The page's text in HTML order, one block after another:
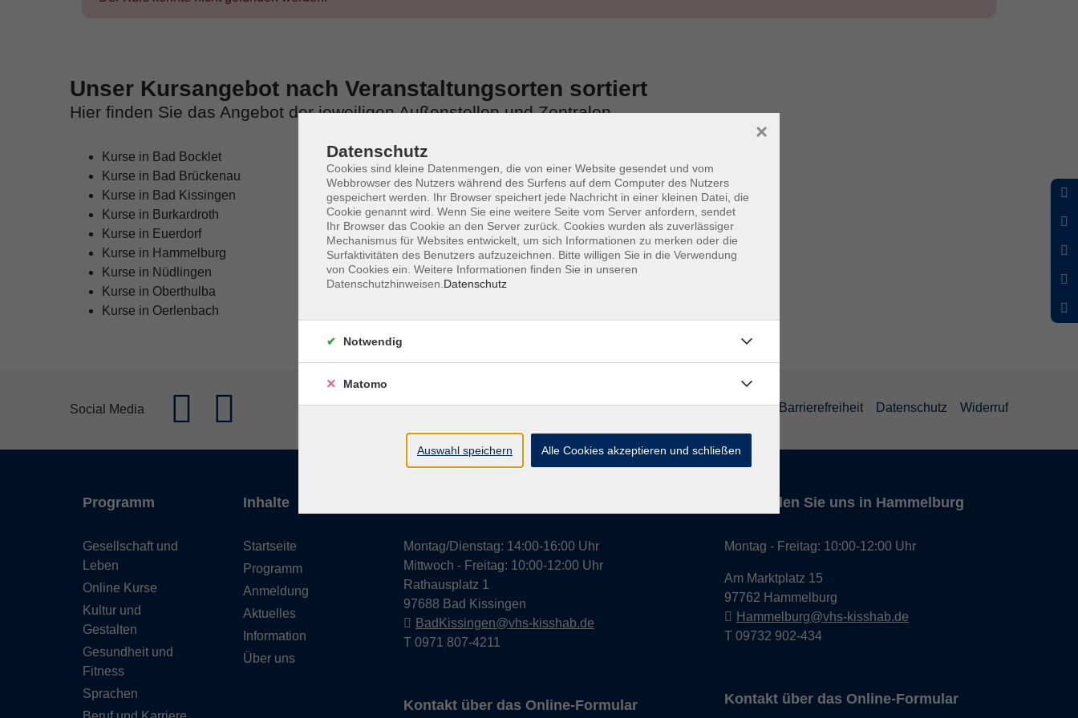
Unser Kursangebot nach Veranstaltungsorten sortiert
Hier finden Sie das Angebot der jeweiligen Außenstellen und Zentralen
Kurse in Bad Bocklet
Kurse in Bad Brückenau
Kurse in Bad Kissingen
Kurse in Burkardroth
Kurse in Euerdorf
Kurse in Hammelburg
Kurse in Nüdlingen
Kurse in Oberthulba
Kurse in Oerlenbach
Social Media Widerrufsrecht Impressum AGB Barrierefreiheit Datenschutz Widerruf
Programm
Gesellschaft und
Leben
Online Kurse
Kultur und
Gestalten
Gesundheit und
Fitness
Sprachen
Inhalte
Startseite
Programm
Anmeldung
Aktuelles
Information
Über uns
Montag/Dienstag: 14:00-16:00 Uhr
Mittwoch - Freitag: 10:00-12:00 Uhr
Rathausplatz 1
97688 Bad Kissingen
BadKissingen@vhs-kisshab.de
T 0971 807-4211
Kontakt über das Online-Formular
Hier finden Sie uns in Hammelburg
Montag - Freitag: 10:00-12:00 Uhr
Am Marktplatz 15
97762 Hammelburg
Hammelburg@vhs-kisshab.de
T 09732 902-434
Kontakt über das Online-Formular
Datenschutz
Cookies sind kleine Datenmengen, die von einer Website gesendet und vom
Webbrowser des Nutzers während des Surfens auf dem Computer des Nutzers
gespeichert werden. Ihr Browser speichert jede Nachricht in einer kleinen Datei, die
Cookie genannt wird. Wenn Sie eine weitere Seite vom Server anfordern, sendet
Ihr Browser das Cookie an den Server zurück. Cookies wurden als zuverlässiger
Mechanismus für Websites entwickelt, um sich Informationen zu merken oder die
Surfaktivitäten des Benutzers aufzuzeichnen. Bitte willigen Sie in die Verwendung
von Cookies ein. Weitere Informationen finden Sie in unseren
Datenschutzhinweisen. Datenschutz
×
Notwendig
Matomo
Auswahl speichern Alle Cookies akzeptieren und schließen